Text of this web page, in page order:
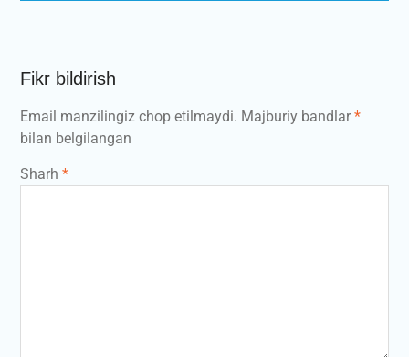
Fikr bildirish
Email manzilingiz chop etilmaydi. Majburiy bandlar*
bilan belgilangan
Sharh *